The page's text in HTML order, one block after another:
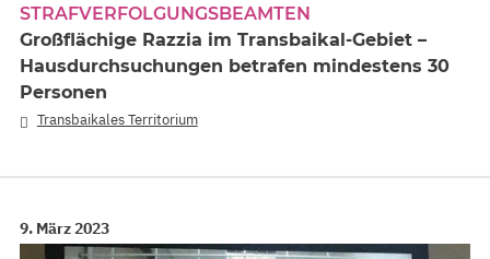
TRAFVERFOLGUNGSBEAMTEN
Großflächige Razzia im Transbaikal-Gebiet –
Hausdurchsuchungen betrafen mindestens 30
Personen
Transbaikales Territorium
9. März 2023